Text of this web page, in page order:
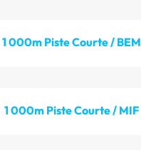
1 000m Piste Courte / BEM
1 000m Piste Courte / MIF